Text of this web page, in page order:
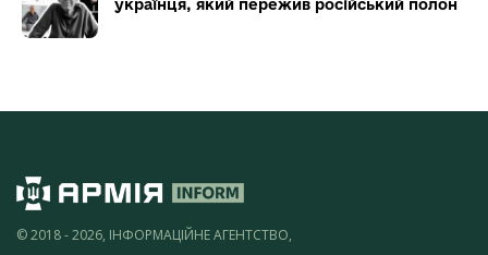
українця, який пережив російський полон
© 2018 - 2026, ІНФОРМАЦІЙНЕ АГЕНТСТВО,